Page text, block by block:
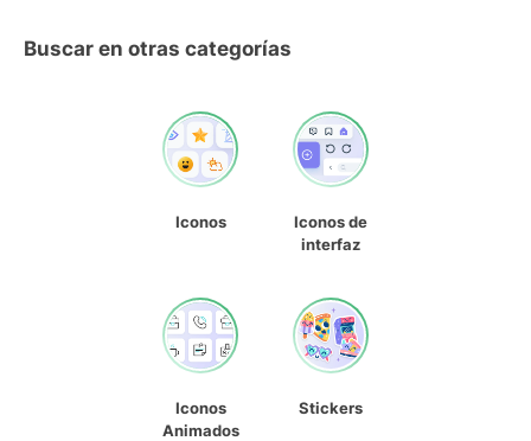
Buscar en otras categorías
Iconos
Iconos de
interfaz
Iconos
Animados
Stickers